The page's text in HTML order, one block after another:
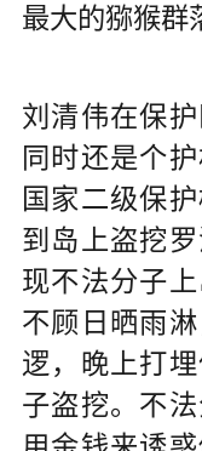
最大的猕猴群
刘清伟在保
同时还是个
国家二级保
到岛上盗挖
现不法分子
不顾日晒雨
逻，晚上打
子盗挖。不